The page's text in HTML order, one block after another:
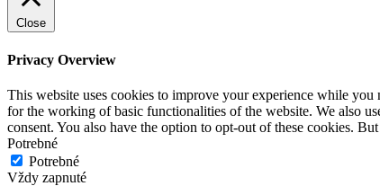
Close
Privacy Overview
This website uses cookies to improve your experience while you
for the working of basic functionalities of the website. We also
consent. You also have the option to opt-out of these cookies.
Potrebné
Potrebné
Vždy zapnuté